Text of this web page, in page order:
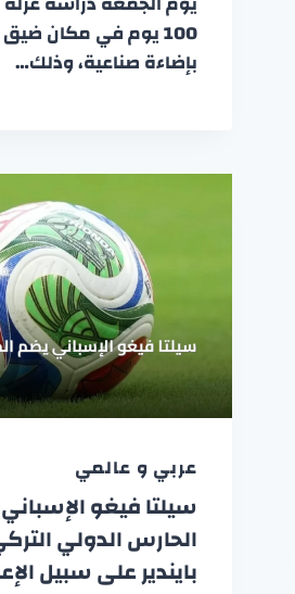
100 يوم في مكان
بإضاءة صناعية، وذلك…
عربي و عالمي
سيلتا فيغو
الحارس الدولي
بايندير على سبيل